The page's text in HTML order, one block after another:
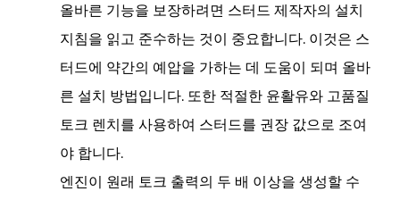
올바른 기능을 보장하려면 스터드 제작자의 설치
지침을 읽고 준수하는 것이 중요합니다. 이것은 스
터드에 약간의 예압을 가하는 데 도움이 되며 올바
른 설치 방법입니다. 또한 적절한 윤활유와 고품질
토크 렌치를 사용하여 스터드를 권장 값으로 조여
야 합니다.
엔진이 원래 토크 출력의 두 배 이상을 생성할 수